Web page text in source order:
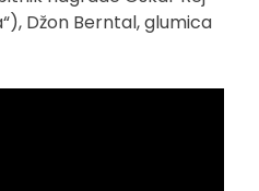
Džon Berntal, glumica